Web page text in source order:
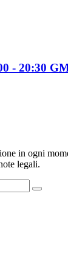
- 20:30
in ogni
legali.